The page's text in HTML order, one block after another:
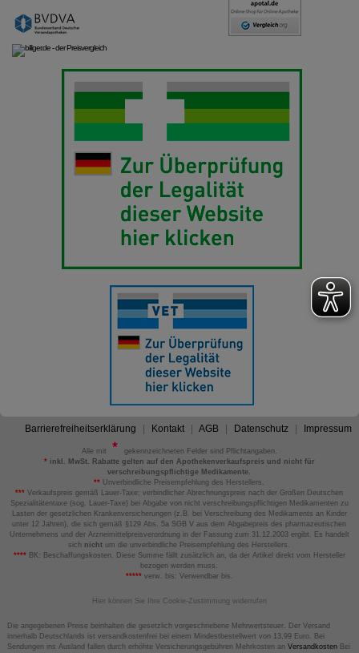
Barrierefreiheitserklärung Kontakt AGB Datenschutz Impressum
Alle mit
gekennzeichneten Felder sind Pflichtangaben.
*inkl. MwSt. Rabatte gelten auf den Apothekenverkaufspreis und nicht für
verschreibungspflichtige Medikamente.
** Unverbindliche Preisempfehlung des Herstellers.
*** Verkaufspreis gemäß Lauer-Taxe; verbindlicher Abrechnungspreis nach der Großen Deutschen
Spezialitätentaxe (sog. Lauer-Taxe) bei Abgabe von nicht verschreibungspflichtigen Medikamenten zu
Lasten der gesetzlichen Krankenversicherungen (z.B. bei Verschreibung des Medikaments an Kinder
unter 12 Jahren), die sich gemäß §129 Abs. 5a SGB V aus dem Abgabepreis des pharmazeutischen
Unternehmens und der Arzneimittelpreisverordnung in der Fassung zum 31.12.2003 ergibt. Es handelt
sich nicht um die unverbindliche Preisempfehlung des Herstellers.
****BK: Beschaffungskosten. Diese Summe fällt zusätzlich an, da der Artikel direkt vom Hersteller
bezogen werden muss.
*****verw. bis: Verwendbar bis.
Hier können Sie Ihre Cookie-Zustimmung widerrufen
Die angegebenen Preise beinhalten die gesetzlich vorgeschriebene Mehrwertsteuer. Der Versand
innerhalb Deutschlands ist versandkostenfrei bei einem Mindestbestellwert von 13,99 Euro. Bei
Sendungen ins Ausland fallen durch erhöhte Versicherungsgebühren Mehrkosten an VersandkostenBei